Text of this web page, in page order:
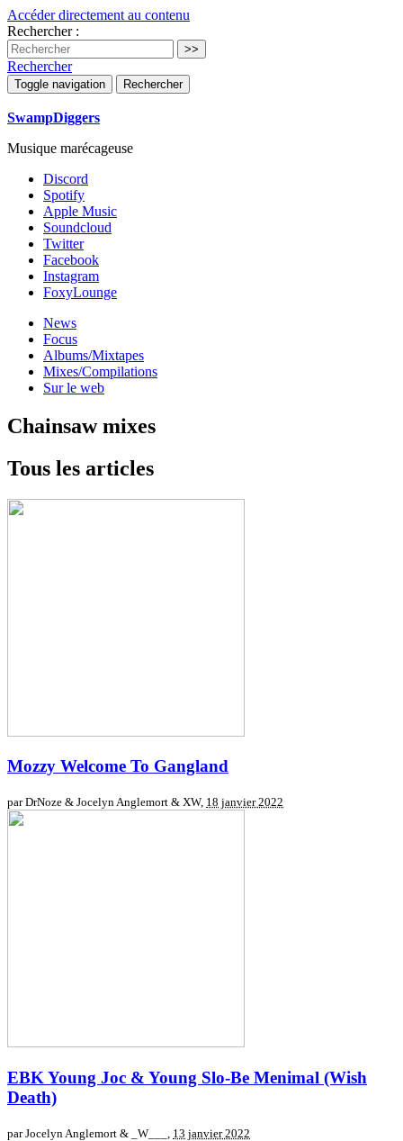
Accéder directement au contenu
Rechercher :
Rechercher
Toggle navigation Rechercher
SwampDiggers
Musique marécageuse
Discord
Spotify
Apple Music
Soundcloud
Twitter
Facebook
Instagram
FoxyLounge
News
Focus
Albums/Mixtapes
Mixes/Compilations
Sur le web
Chainsaw mixes
Tous les articles
Mozzy Welcome To Gangland
par DrNoze & Jocelyn Anglemort & XW, 18 janvier 2022
EBK Young Joc & Young Slo-Be Menimal (Wish
Death)
par Jocelyn Anglemort & _W___, 13 janvier 2022